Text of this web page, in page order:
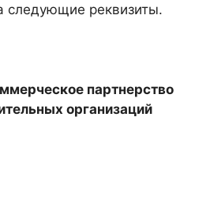
следующие реквизиты.
партнерство
организаций